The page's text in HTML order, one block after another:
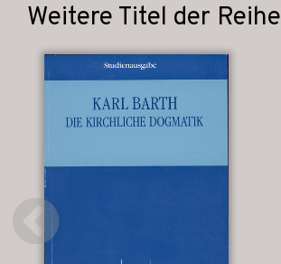
Weitere Titel der Reihe